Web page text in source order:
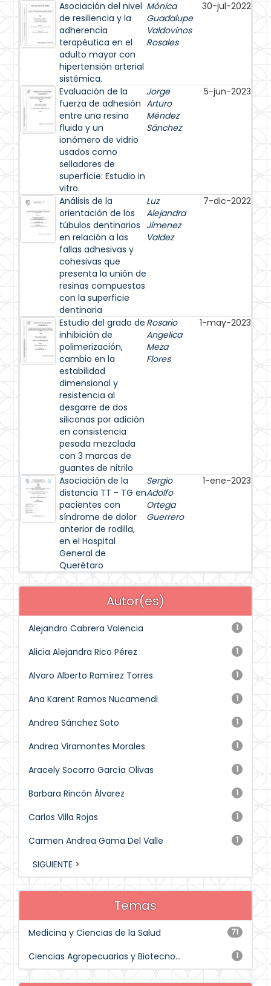
Asociación del nivel
de resiliencia y la
adherencia
terapéutica en el
adulto mayor con
hipertensión arterial
sistémica.
Mónica
Guadalupe
Valdovinos
Rosales
30-jul-2022
Evaluación de la
fuerza de adhesión
entre una resina
fluida y un
ionómero de vidrio
usados como
selladores de
superficie: Estudio in
vitro.
Jorge
Arturo
Méndez
Sánchez
5-jun-2023
Análisis de la
orientación de los
túbulos dentinarios
en relación a las
fallas adhesivas y
cohesivas que
presenta la unión de
resinas compuestas
con la superficie
dentinaria
Luz
Alejandra
Jimenez
Valdez
7-dic-2022
Estudio del grado de
inhibición de
polimerización,
cambio en la
estabilidad
dimensional y
resistencia al
desgarre de dos
siliconas por adición
en consistencia
pesada mezclada
con 3 marcas de
guantes de nitrilo
Rosario
Angelica
Meza
Flores
1-may-2023
Asociación de la
distancia TT - TG en
pacientes con
síndrome de dolor
anterior de rodilla,
en el Hospital
General de
Querétaro
Sergio
Adolfo
Ortega
Guerrero
1-ene-2023
Autor(es)
1
Alejandro Cabrera Valencia
1
Alicia Alejandra Rico Pérez
1
Alvaro Alberto Ramírez Torres
1
Ana Karent Ramos Nucamendi
1
Andrea Sánchez Soto
1
Andrea Viramontes Morales
1
Aracely Socorro García Olivas
1
Barbara Rincón Álvarez
1
Carlos Villa Rojas
1
Carmen Andrea Gama Del Valle
SIGUIENTE >
Temas
71
Medicina y Ciencias de la Salud
1
Ciencias Agropecuarias y Biotecno...